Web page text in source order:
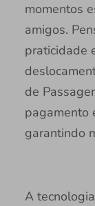
momentos
amigos.
praticidade
de
pagamento
garantindo
A